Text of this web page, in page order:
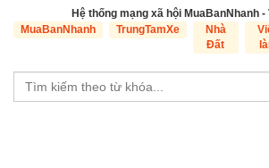
Hệ thống mạng xã hội MuaBanNhanh
MuaBanNhanh
TrungTamXe
Nhà
Đất